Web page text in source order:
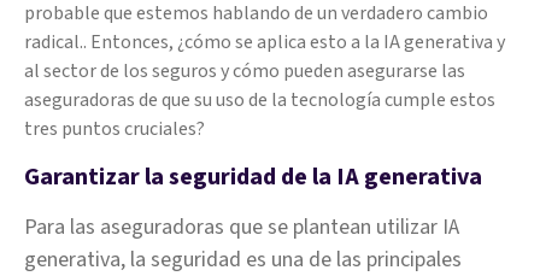
probable que estemos hablando de un verdadero cambio
radical.. Entonces, ¿cómo se aplica esto a la IA generativa y
al sector de los seguros y cómo pueden asegurarse las
aseguradoras de que su uso de la tecnología cumple estos
tres puntos cruciales?
Garantizar la seguridad de la IA generativa
Para las aseguradoras que se plantean utilizar IA
generativa, la seguridad es una de las principales